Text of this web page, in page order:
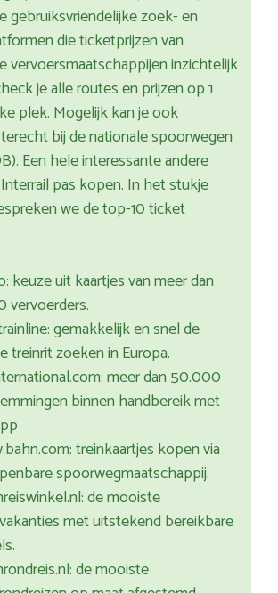
gebruiksvriendelijke zoek- en
die ticketprijzen van
vervoersmaatschappijen inzichtelijk
je alle routes en prijzen op 1
plek. Mogelijk kan je ook
bij de nationale spoorwegen
Een hele interessante andere
pas kopen. In het stukje
we de top-10 ticket
keuze uit kaartjes van meer dan
vervoerders.
gemakkelijk en snel de
treinrit zoeken in Europa.
meer dan 50.000
binnen handbereik met
treinkaartjes kopen via
spoorwegmaatschappij.
de mooiste
met uitstekend bereikbare
de mooiste